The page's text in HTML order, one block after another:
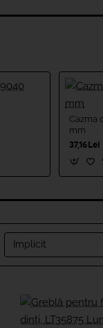
Cazma
mm
37,16Lei